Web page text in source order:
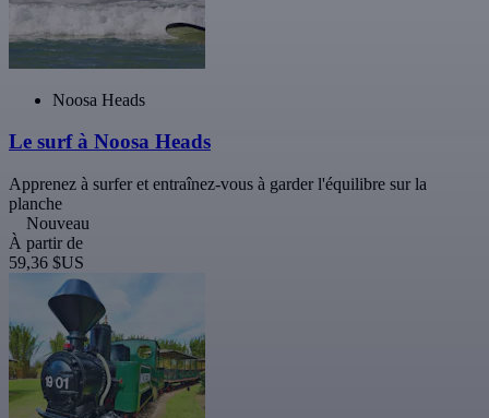
Noosa Heads
Le surf à Noosa Heads
Apprenez à surfer et entraînez-vous à garder l'équilibre sur la
planche
Nouveau
À partir de
59,36 $US